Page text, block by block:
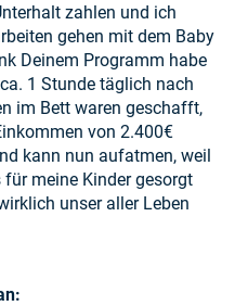
zahlen und ich
gehen mit dem Baby
Deinem Programm habe
1 Stunde täglich nach
im Bett waren geschafft,
von 2.400€
kann nun aufatmen, weil
für meine Kinder gesorgt
unser aller Leben